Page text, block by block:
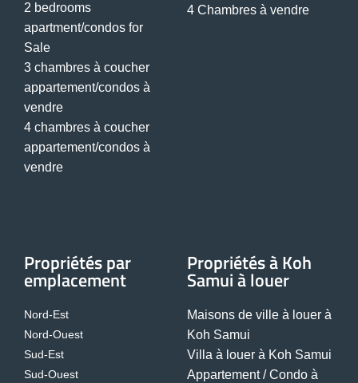
2 bedrooms
apartment/condos for
Sale
3 chambres à coucher
appartement/condos à
vendre
4 chambres à coucher
appartement/condos à
vendre
4 Chambres à vendre
Propriétés par
emplacement
Nord-Est
Nord-Ouest
Sud-Est
Sud-Ouest
Propriétés à Koh
Samui à louer
Maisons de ville à louer à
Koh Samui
Villa à louer à Koh Samui
Appartement / Condo à